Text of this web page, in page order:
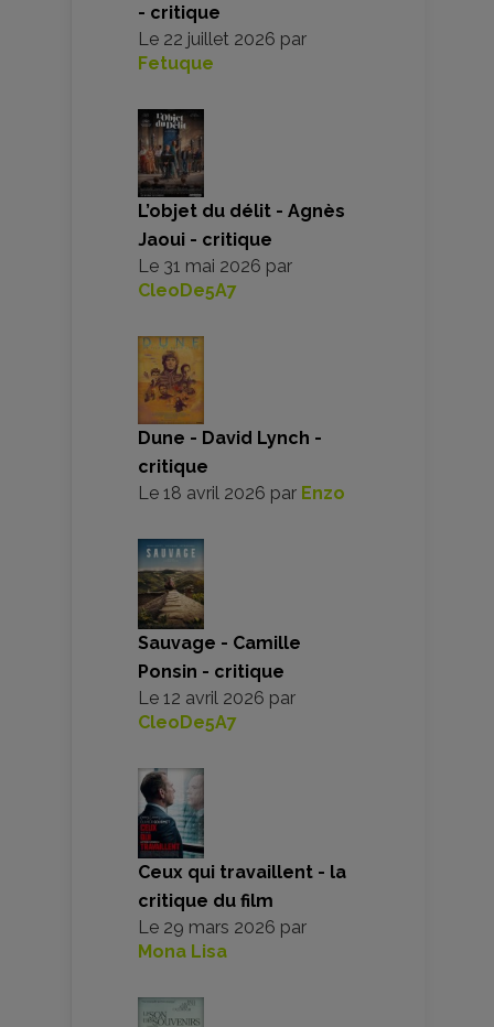
- critique
Le 22 juillet 2026 par
Fetuque
L’objet du délit - Agnès
Jaoui - critique
Le 31 mai 2026 par
CleoDe5A7
Dune - David Lynch -
critique
Le 18 avril 2026 par Enzo
Sauvage - Camille
Ponsin - critique
Le 12 avril 2026 par
CleoDe5A7
Ceux qui travaillent - la
critique du film
Le 29 mars 2026 par
Mona Lisa